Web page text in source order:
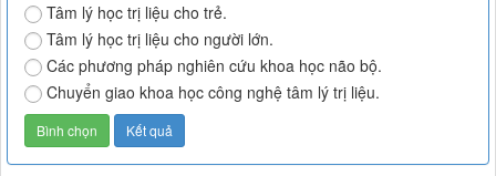
Tâm lý học trị liệu cho trẻ.
Tâm lý học trị liệu cho người lớn.
Các phương pháp nghiên cứu khoa học não bộ.
Chuyển giao khoa học công nghệ tâm lý trị liệu.